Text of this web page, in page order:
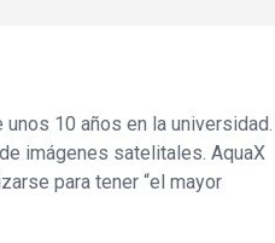
10 años en la universidad.
imágenes satelitales. AquaX
para tener “el mayor